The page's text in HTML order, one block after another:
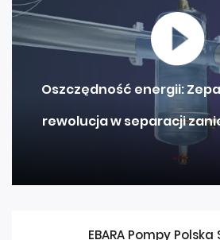
Oszczędność energii:
rewolucja w separacji
EBARA Pompy Polska